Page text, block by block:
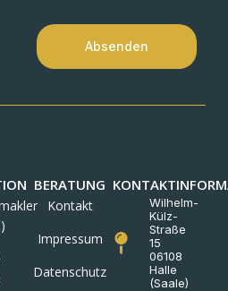
Absenden
BERATUNG
Kontakt
Impressum
Datenschutz
Wilhelm-
Külz-
Straße
15
06108
Halle
(Saale)